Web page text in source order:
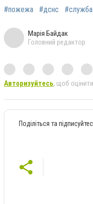
#пожежа #дснс #служба
Марія Байдак
Головний редактор
Авторизуйтесь, щоб оцінити
Поділіться та